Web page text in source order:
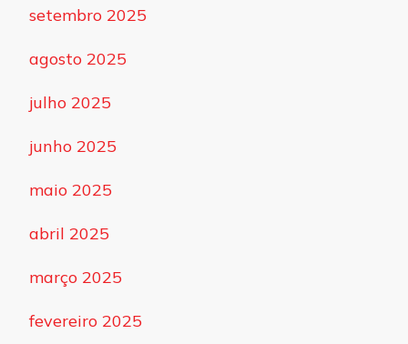
setembro 2025
agosto 2025
julho 2025
junho 2025
maio 2025
abril 2025
março 2025
fevereiro 2025